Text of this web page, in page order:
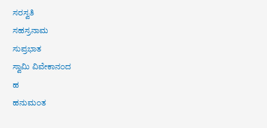
ಸರಸ್ವತಿ
ಸಹಸ್ರನಾಮ
ಸುಪ್ರಭಾತ
ಸ್ವಾಮಿ ವಿವೇಕಾನಂದ
ಹ
ಹನುಮಂತ